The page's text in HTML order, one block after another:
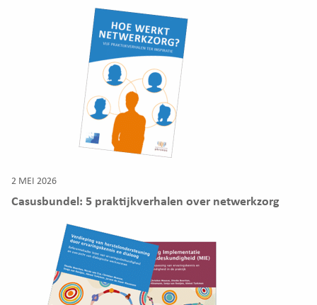
2 MEI 2026
Casusbundel: 5 praktijkverhalen over netwerkzorg